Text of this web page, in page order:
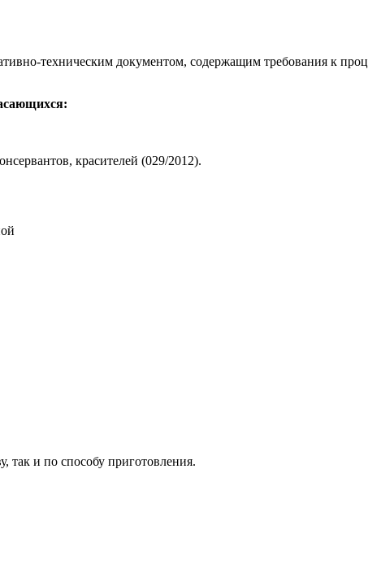
техническим документом, содержащим требования к
красителей (029/2012).
так и по способу приготовления.